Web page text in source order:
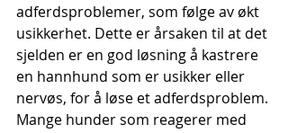
adferdsproblemer, som følge av økt
usikkerhet. Dette er årsaken til at det
sjelden er en god løsning å kastrere
en hannhund som er usikker eller
nervøs, for å løse et adferdsproblem.
Mange hunder som reagerer med